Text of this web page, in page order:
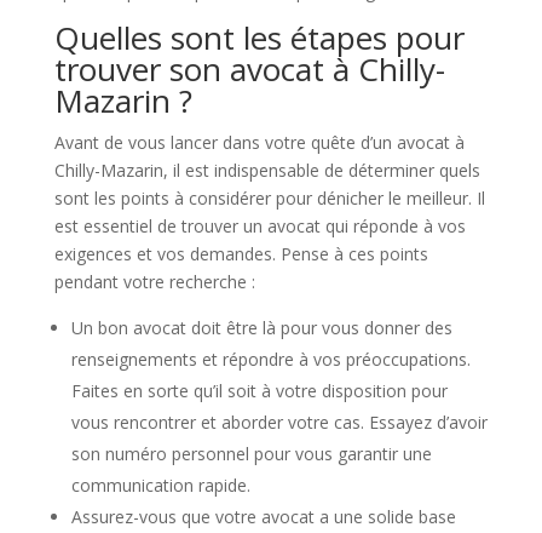
Quelles sont les étapes pour
trouver son avocat à Chilly-
Mazarin ?
Avant de vous lancer dans votre quête d’un avocat à
Chilly-Mazarin, il est indispensable de déterminer quels
sont les points à considérer pour dénicher le meilleur. Il
est essentiel de trouver un avocat qui réponde à vos
exigences et vos demandes. Pense à ces points
pendant votre recherche :
Un bon avocat doit être là pour vous donner des
renseignements et répondre à vos préoccupations.
Faites en sorte qu’il soit à votre disposition pour
vous rencontrer et aborder votre cas. Essayez d’avoir
son numéro personnel pour vous garantir une
communication rapide.
Assurez-vous que votre avocat a une solide base